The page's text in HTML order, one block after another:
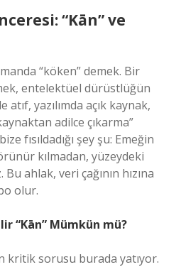
“Kān” ve
“köken” demek. Bir
entelektüel dürüstlüğün
yazılımda açık kaynak,
adilce çıkarma”
fısıldadığı şey şu: Emeğin
kılmadan, yüzeydeki
ahlak, veri çağının hızına
olur.
“Kān” Mümkün mü?
kritik sorusu burada yatıyor.